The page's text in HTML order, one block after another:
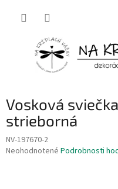
Vosková
strieborná
NV-197670-2
Priemerné
Neohodnotené Podrobnosti